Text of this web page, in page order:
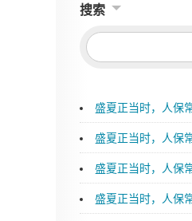
搜索
盛夏正当时，人保常相伴
盛夏正当时，人保常相
盛夏正当时，人保常相
盛夏正当时，人保常相伴,